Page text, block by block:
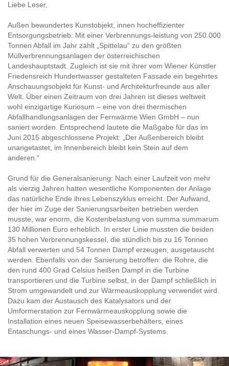
Liebe Leser,
Außen bewundertes Kunstobjekt, innen hocheffizienter
Entsorgungsbetrieb: Mit einer Verbrennungs-leistung von 250.000
Tonnen Abfall im Jahr zählt „Spittelau“ zu den größten
Müllverbrennungsanlagen der österreichischen
Landeshauptstadt. Zugleich ist sie mit ihrer vom Wiener Künstler
Friedensreich Hundertwasser gestalteten Fassade ein begehrtes
Anschauungsobjekt für Kunst- und Architekturfreunde aus aller
Welt. Über einen Zeitraum von drei Jahren ist dieses weltweit
wohl einzigartige Kuriosum – eine von drei thermischen
Abfallhandlungsanlagen der Fernwärme Wien GmbH – nun
saniert worden. Entsprechend lautete die Maßgabe für das im
Juni 2015 abgeschlossene Projekt: „Der Außenbereich bleibt
unangetastet, im Innenbereich bleibt kein Stein auf dem
anderen.“
Grund für die Generalsanierung: Nach einer Laufzeit von mehr
als vierzig Jahren hatten wesentliche Komponenten der Anlage
das natürliche Ende ihres Lebenszyklus erreicht. Der Aufwand,
der hier im Zuge der Sanierungsarbeiten betrieben werden
musste, war enorm, die Kostenbelastung von summa summarum
130 Millionen Euro erheblich. In erster Linie mussten die beiden
35 hohen Verbrennungskessel, die stündlich bis zu 16 Tonnen
Abfall verwerten und 54 Tonnen Dampf erzeugen, ausgetauscht
werden. Ebenfalls von der Sanierung betroffen: die Rohre, die
den rund 400 Grad Celsius heißen Dampf in die Turbine
transportieren und die Turbine selbst, in der Dampf schließlich in
Strom umgewandelt und zur Wärmeauskopplung verwendet wird.
Dazu kam der Austausch des Katalysators und der
Umformerstation zur Fernwärmeauskopplung sowie die
Installation eines neuen Speisewasserbehälters, eines
Entaschungs- und eines Wasser-Dampf-Systems.